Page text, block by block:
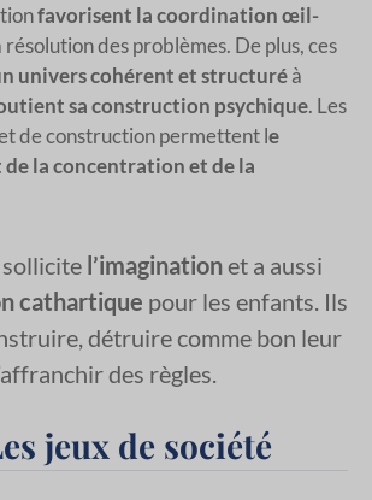
favorisent la coordination œil-
résolution des problèmes. De plus, ces
univers cohérent et structuréà
sa construction psychique. Les
de construction permettent le
la concentration et de la
sollicite l’imaginationet a aussi
cathartique pour les enfants. Ils
détruire comme bon leur
des règles.
jeux de société